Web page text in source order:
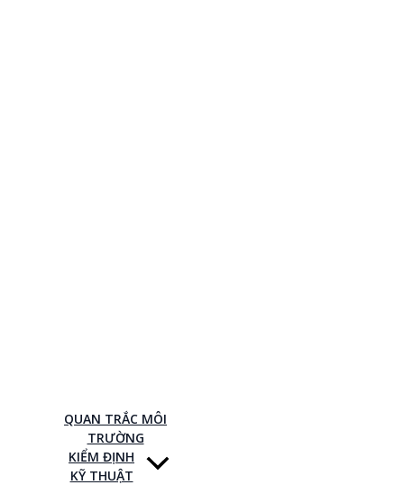
QUAN TRẮC MÔI
TRƯỜNG
KIỂM ĐỊNH
KỸ THUẬT